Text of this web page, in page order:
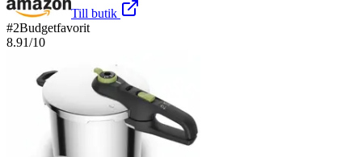
Till butik
#2Budgetfavorit
8.91/10